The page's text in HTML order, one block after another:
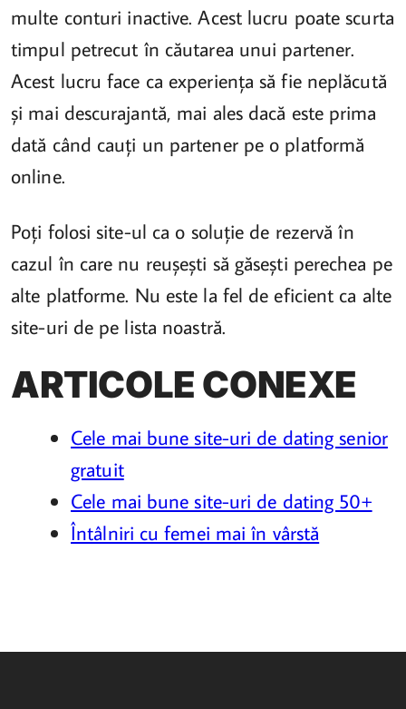
multe conturi inactive. Acest lucru poate scurta
timpul petrecut în căutarea unui partener.
Acest lucru face ca experiența să fie neplăcută
și mai descurajantă, mai ales dacă este prima
dată când cauți un partener pe o platformă
online.
Poți folosi site-ul ca o soluție de rezervă în
cazul în care nu reușești să găsești perechea pe
alte platforme. Nu este la fel de eficient ca alte
site-uri de pe lista noastră.
ARTICOLE CONEXE
Cele mai bune site-uri de dating senior
gratuit
Cele mai bune site-uri de dating 50+
Întâlniri cu femei mai în vârstă